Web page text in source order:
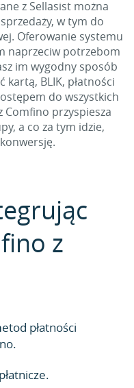
z Sellasist można
w tym do
Oferowanie systemu
naprzeciw potrzebom
im wygodny sposób
kartą, BLIK, płatności
do wszystkich
Comfino przyspiesza
a co za tym idzie,
z
płatności